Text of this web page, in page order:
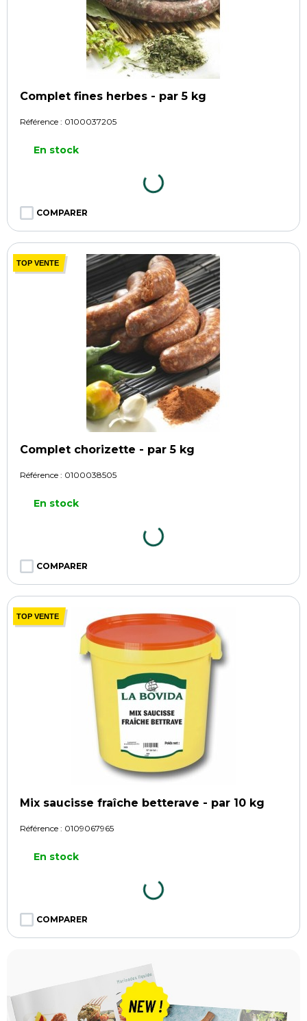
Complet fines herbes - par 5 kg
Référence : 0100037205
En stock
COMPARER
TOP VENTE
Complet chorizette - par 5 kg
Référence : 0100038505
En stock
COMPARER
TOP VENTE
Mix saucisse fraîche betterave - par 10 kg
Référence : 0109067965
En stock
COMPARER